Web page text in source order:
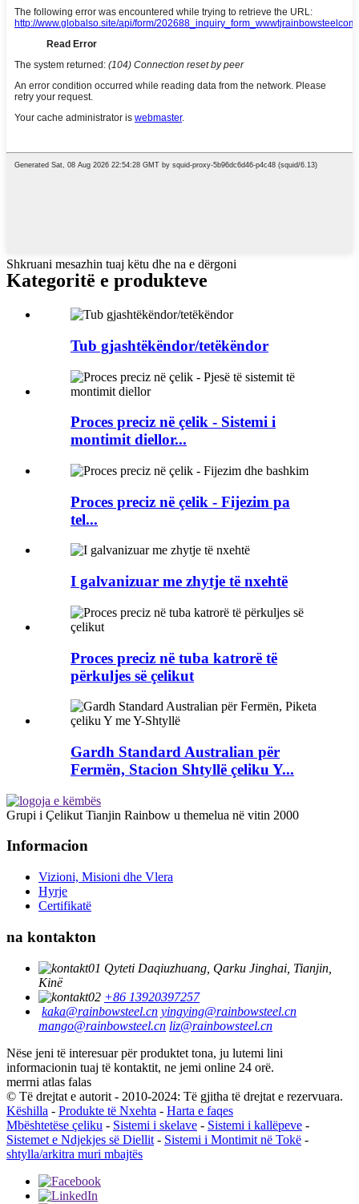
Shkruani mesazhin tuaj këtu dhe na e dërgoni
Kategoritë e produkteve
Tub gjashtëkëndor/tetëkëndor
Proces preciz në çelik - Sistemi i
montimit diellor...
Proces preciz në çelik - Fijezim pa
tel...
I galvanizuar me zhytje të nxehtë
Proces preciz në tuba katrorë të
përkuljes së çelikut
Gardh Standard Australian për
Fermën, Stacion Shtyllë çeliku Y...
Grupi i Çelikut Tianjin Rainbow u themelua në vitin 2000
Informacion
Vizioni, Misioni dhe Vlera
Hyrje
Certifikatë
na kontakton
Qyteti Daqiuzhuang, Qarku Jinghai, Tianjin,
Kinë
+86 13920397257
kaka@rainbowsteel.cn yingying@rainbowsteel.cn
mango@rainbowsteel.cn liz@rainbowsteel.cn
Nëse jeni të interesuar për produktet tona, ju lutemi lini
informacionin tuaj të kontaktit, ne jemi online 24 orë.
merrni atlas falas
© Të drejtat e autorit - 2010-2024: Të gjitha të drejtat e rezervuara.
Këshilla - Produkte të Nxehta - Harta e faqes
Mbështetëse çeliku - Sistemi i skelave - Sistemi i kallëpeve -
Sistemet e Ndjekjes së Diellit - Sistemi i Montimit në Tokë -
shtylla/arkitra muri mbajtës